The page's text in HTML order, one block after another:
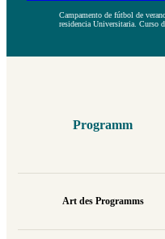
Campamento de fútbol de
residencia Universitaria. Curso
Programm
Art des Programms